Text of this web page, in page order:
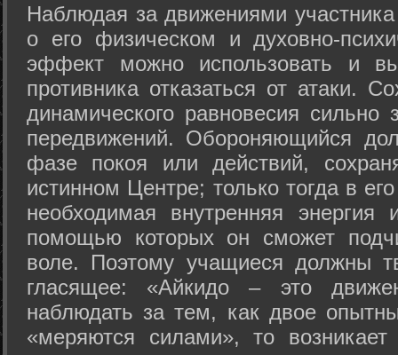
Hаблюдая за движениями
о его физическом и духовно-
эффект можно использовать и
противника отказаться от атаки.
динамического равновесия сильно
передвижений. Обороняющийся
фазе покоя или действий,
истинном Центре; только тогда в
необходимая внутренняя
помощью которых он сможет
воле. Поэтому учащиеся должны
гласящее: «Айкидо – это
наблюдать за тем, как двое
«меряются силами», то возникает